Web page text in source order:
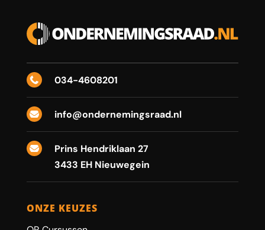
 034-4608201
 info@ondernemingsraad.nl

Prins Hendriklaan 27
3433 EH Nieuwegein
ONZE KEUZES